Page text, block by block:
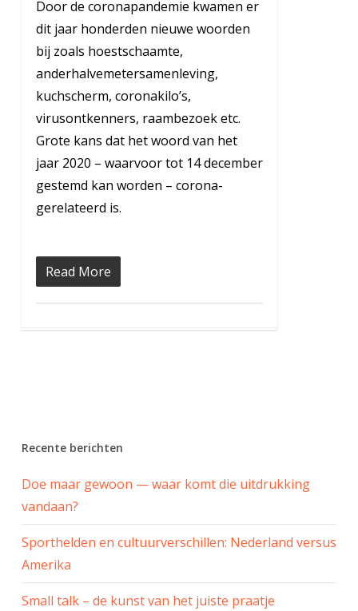
Door de coronapandemie kwamen er
dit jaar honderden nieuwe woorden
bij zoals hoestschaamte,
anderhalvemetersamenleving,
kuchscherm, coronakilo’s,
virusontkenners, raambezoek etc.
Grote kans dat het woord van het
jaar 2020 – waarvoor tot 14 december
gestemd kan worden – corona-
gerelateerd is.
Read More
Recente berichten
Doe maar gewoon — waar komt die uitdrukking
vandaan?
Sporthelden en cultuurverschillen: Nederland versus
Amerika
Small talk – de kunst van het juiste praatje